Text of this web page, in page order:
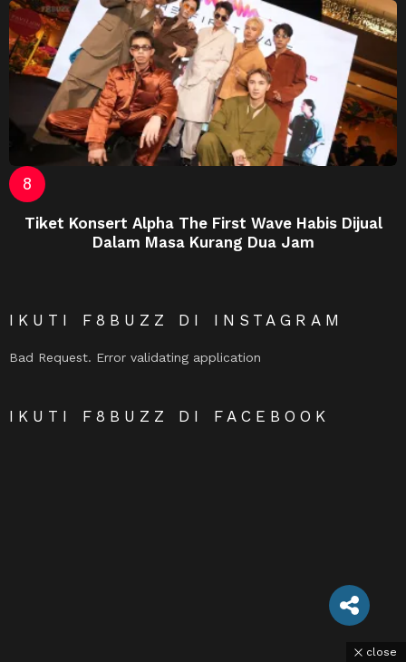
Tiket Konsert Alpha The First Wave Habis Dijual
Dalam Masa Kurang Dua Jam
IKUTI F8BUZZ DI INSTAGRAM
Bad Request. Error validating application
IKUTI F8BUZZ DI FACEBOOK
close